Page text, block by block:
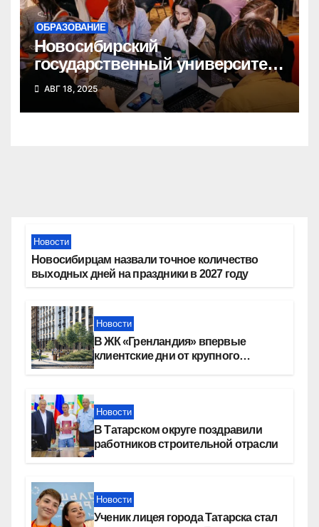
ОБРАЗОВАНИЕ
Новосибирский
государственный университет
победил в федеральном
конкурсе стартап-студий
АВГ 18, 2025
Новости
Новосибирцам назвали точное количество
выходных дней на праздники в 2027 году
Новости
В ЖК «Гренландия» впервые
клиентские дни от крупного
Новости
В Татарском округе поздравили
работников строительной отрасли
Новости
Ученик лицея города Татарска стал